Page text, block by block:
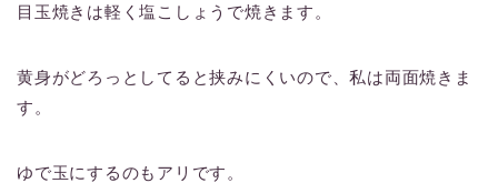
目玉焼きは軽く塩こしょうで焼きます。
黄身がどろっとしてると挟みにくいので、私は両面焼きま
す。
ゆで玉にするのもアリです。